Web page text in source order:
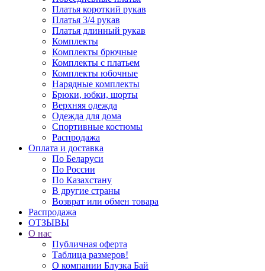
Платья короткий рукав
Платья 3/4 рукав
Платья длинный рукав
Комплекты
Комплекты брючные
Комплекты с платьем
Комплекты юбочные
Нарядные комплекты
Брюки, юбки, шорты
Верхняя одежда
Одежда для дома
Спортивные костюмы
Распродажа
Оплата и доставка
По Беларуси
По России
По Казахстану
В другие страны
Возврат или обмен товара
Распродажа
ОТЗЫВЫ
О нас
Публичная оферта
Таблица размеров!
О компании Блузка Бай